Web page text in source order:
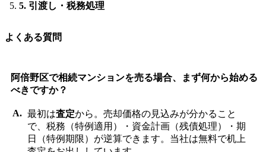
5. 引渡し・税務処理
よくある質問
阿倍野区で相続マンションを売る場合、まず何から始める
べきですか？
最初は査定から。売却価格の見込みが分かること
で、税務（特例適用）・資金計画（残債処理）・期
日（特例期限）が逆算できます。当社は無料で机上